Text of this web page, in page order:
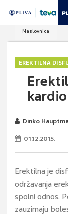
Naslovnica
EREKTILNA
Dinko
01.12.2015.
Erektilna je
održavanja
spolni odnos.
zauzimaju